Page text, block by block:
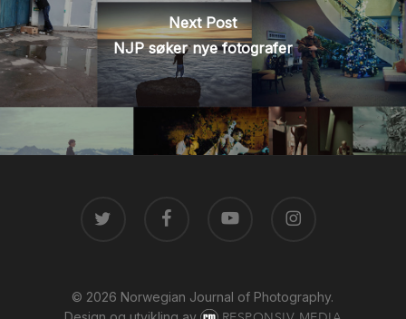
Next Post
NJP søker nye fotografer
FACEBOOK
© 2026 Norwegian Journal of Photography.